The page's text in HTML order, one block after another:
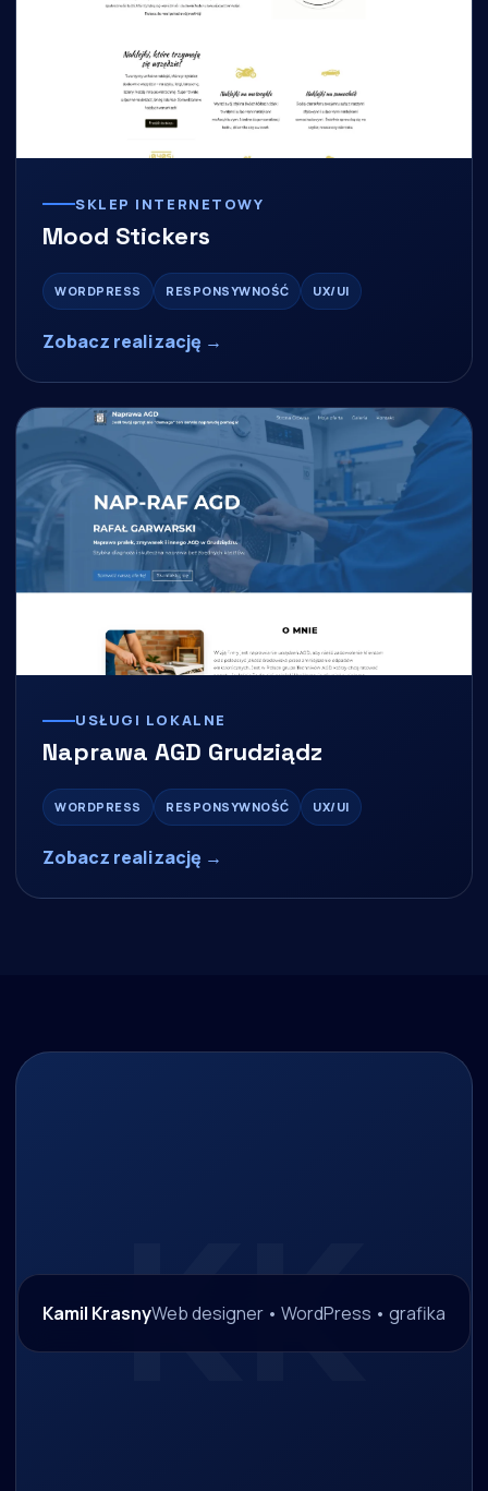
SKLEP INTERNETOWY
Mood Stickers
WORDPRESS RESPONSYWNOŚĆ UX/UI
Zobacz realizację →
USŁUGI LOKALNE
Naprawa AGD Grudziądz
WORDPRESS RESPONSYWNOŚĆ UX/UI
Zobacz realizację →
Kamil KrasnyWeb designer • WordPress • grafika